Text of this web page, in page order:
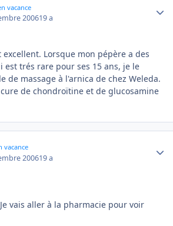
vacance
200619 a
excellent. Lorsque mon pépère a des
est trés rare pour ses 15 ans, je le
de massage à l'arnica de chez Weleda.
de chondroïtine et de glucosamine
vacance
200619 a
vais aller à la pharmacie pour voir